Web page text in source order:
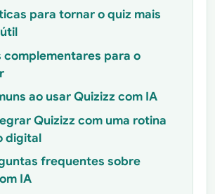
para tornar o quiz mais
complementares para o
ao usar Quizizz com IA
Quizizz com uma rotina
digital
frequentes sobre
IA